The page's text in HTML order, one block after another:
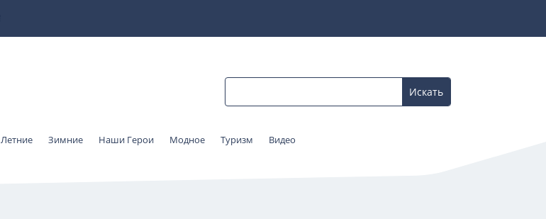
Летние Зимние Наши Герои Модное Туризм Видео